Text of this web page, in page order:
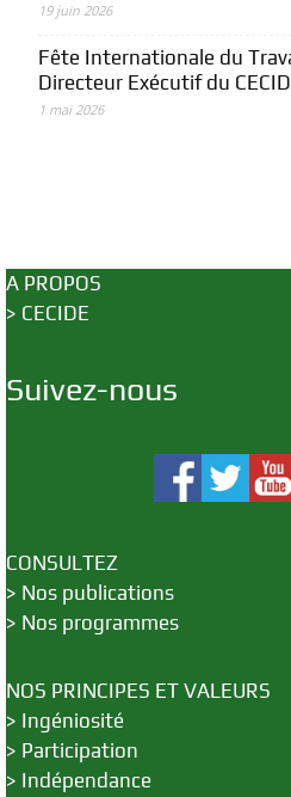
19 juin 2026
Fête Internationale du
Directeur Exécutif du
1 mai 2026
A PROPOS
> CECIDE
Suivez-nous
CONSULTEZ
> Nos publications
> Nos programmes
NOS PRINCIPES ET VALEURS
> Ingéniosité
> Participation
> Indépendance